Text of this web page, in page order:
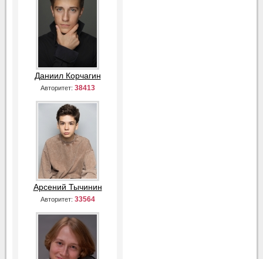
Даниил Корчагин
Авторитет: 38413
Арсений Тычинин
Авторитет: 33564